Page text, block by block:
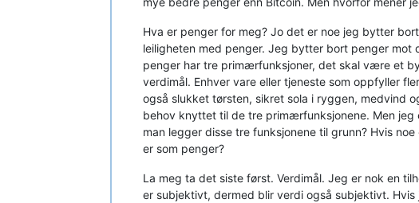
Hva er penger for meg? Jo det er noe jeg bytter
leiligheten med penger. Jeg bytter bort penger mot
penger har tre primærfunksjoner, det skal være et
verdimål. Enhver vare eller tjeneste som oppfyller
også slukket tørsten, sikret sola i ryggen, medvind
behov knyttet til de tre primærfunksjonene. Men jeg
man legger disse tre funksjonene til grunn? Hvis
er som penger?
La meg ta det siste først. Verdimål. Jeg er nok en
er subjektivt, dermed blir verdi også subjektivt.